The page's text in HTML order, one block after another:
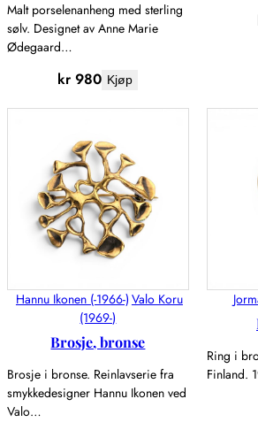
Malt porselenanheng med sterling
sølv. Designet av Anne Marie
Ødegaard…
kr 980 Kjøp
Hannu Ikonen (-1966-) Valo Koru
(1969-)
Brosje, bronse
Brosje i bronse. Reinlavserie fra
smykkedesigner Hannu Ikonen ved
Valo…
Ring i
Finland.